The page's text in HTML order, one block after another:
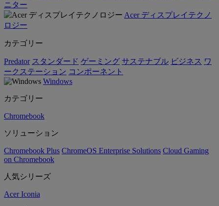
ニター
Acer ディスプレイテクノ
ロジー
カテゴリー
Predator スタンダード ゲーミング サステナブル ビジネス ワ
ークステーション コンポーネント
Windows
カテゴリー
Chromebook
ソリューション
Chromebook Plus ChromeOS Enterprise Solutions Cloud Gaming
on Chromebook
人気シリーズ
Acer Iconia